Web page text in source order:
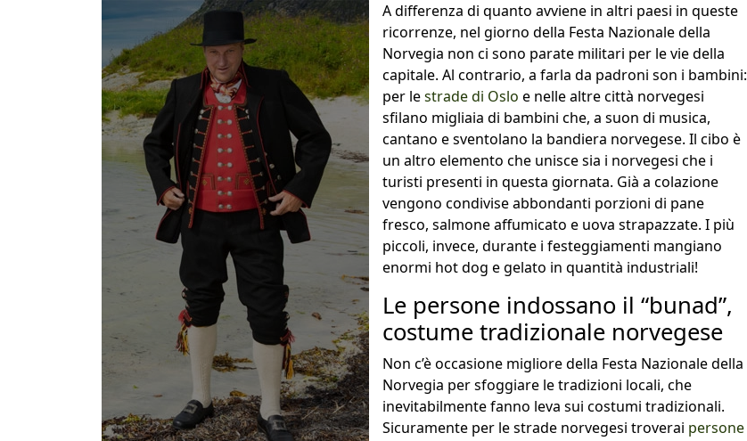
A differenza di quanto avviene in altri paesi in queste
ricorrenze, nel giorno della Festa Nazionale della
Norvegia non ci sono parate militari per le vie della
capitale. Al contrario, a farla da padroni son i bambini:
per lestrade di Oslo e nelle altre città norvegesi
sfilano migliaia di bambini che, a suon di musica,
cantano e sventolano la bandiera norvegese. Il cibo è
un altro elemento che unisce sia i norvegesi che i
turisti presenti in questa giornata. Già a colazione
vengono condivise abbondanti porzioni di pane
fresco, salmone affumicato e uova strapazzate. I più
piccoli, invece, durante i festeggiamenti mangiano
enormi hot dog e gelato in quantità industriali!
Le persone indossano il “bunad”,
costume tradizionale norvegese
Non c’è occasione migliore della Festa Nazionale della
Norvegia per sfoggiare le tradizioni locali, che
inevitabilmente fanno leva sui costumi tradizionali.
Sicuramente per le strade norvegesi troverai persone